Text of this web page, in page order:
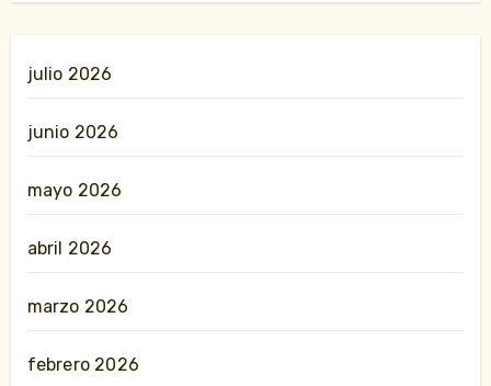
julio 2026
junio 2026
mayo 2026
abril 2026
marzo 2026
febrero 2026